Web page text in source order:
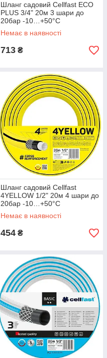
Шланг садовий Cellfast ECO
PLUS 3/4" 20м 3 шари до
20бар -10…+50°C
Немає в наявності
713 ₴
Шланг садовий Cellfast
4YELLOW 1/2" 20м 4 шари до
20бар -10…+50°C
Немає в наявності
454 ₴